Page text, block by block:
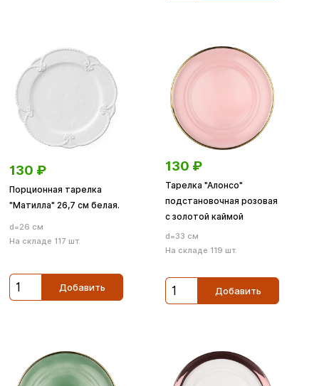
130 ₽
Порционная тарелка
"Матилла" 26,7 см белая.
d=26 см
На складе 117 шт.
Добавить
130 ₽
Тарелка "Алонсо"
подстановочная розовая
с золотой каймой
d=33 см
На складе 119 шт.
Добавить